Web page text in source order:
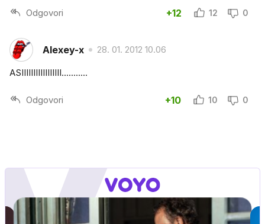
Odgovori +12 12 0
Alexey-x 28. 01. 2012 10.06
ASIIIIIIIIIIIIIIIII...........
Odgovori +10 10 0